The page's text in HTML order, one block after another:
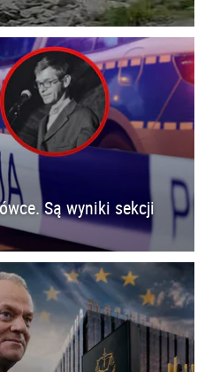
Są wyniki sekcji